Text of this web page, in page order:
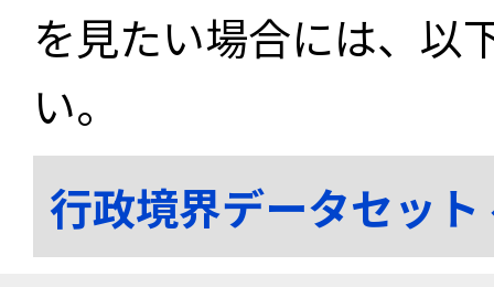
を見たい場合には、以
い。
行政境界データセッ